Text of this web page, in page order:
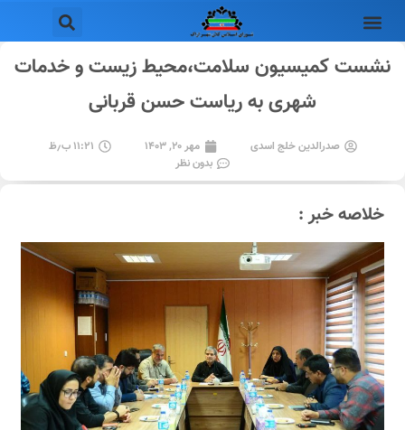
نشست کمیسیون سلامت،محیط زیست و خدمات
شهری به ریاست حسن قربانی
صدرالدین خلج اسدی مهر ۲۰, ۱۴۰۳
۱۱:۲۱ ب٫ظ
بدون نظر
خلاصه خبر :